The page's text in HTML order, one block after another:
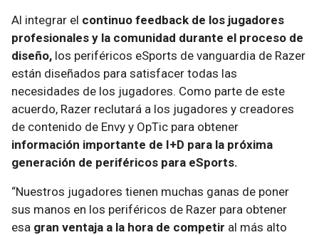
Al integrar el continuo feedback de los jugadores
profesionales y la comunidad durante el proceso de
diseño, los periféricos eSports de vanguardia de Razer
están diseñados para satisfacer todas las
necesidades de los jugadores. Como parte de este
acuerdo, Razer reclutará a los jugadores y creadores
de contenido de Envy y OpTic para obtener
información importante de I+D para la próxima
generación de periféricos para eSports.
“Nuestros jugadores tienen muchas ganas de poner
sus manos en los periféricos de Razer para obtener
esa gran ventaja a la hora de competir al más alto